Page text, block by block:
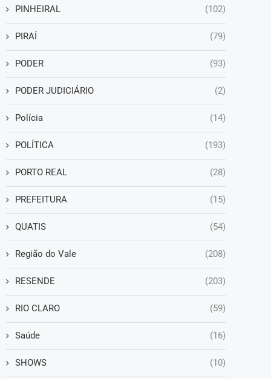
PINHEIRAL (102)
PIRAÍ (79)
PODER (93)
PODER JUDICIÁRIO (2)
Polícia (14)
POLÍTICA (193)
PORTO REAL (28)
PREFEITURA (15)
QUATIS (54)
Região do Vale (208)
RESENDE (203)
RIO CLARO (59)
Saúde (16)
SHOWS (10)